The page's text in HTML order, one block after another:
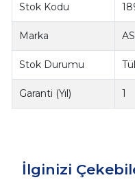
Stok Kodu
Marka
Stok Durumu
Garanti (Yıl) 1
İlginizi